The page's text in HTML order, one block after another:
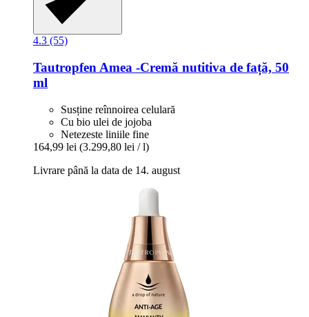
4.3 (55)
Tautropfen Amea -​Cremă nutitiva de față, 50
ml
Susține reînnoirea celulară
Cu bio ulei de jojoba
Netezeste liniile fine
164,99 lei (3.299,80 lei / l)
Livrare până la data de 14. august